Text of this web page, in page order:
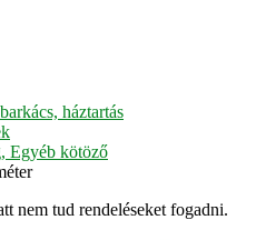
háztartás
Egyéb kötöző
nem tud rendeléseket fogadni.